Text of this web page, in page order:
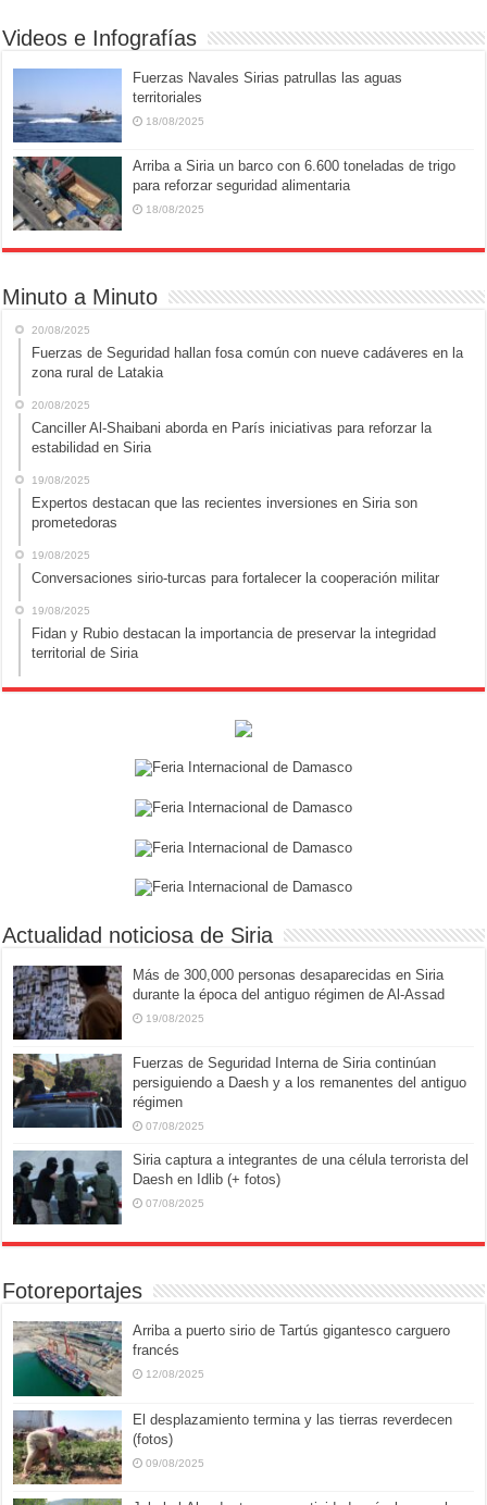
Videos e Infografías
Fuerzas Navales Sirias patrullas las aguas
territoriales
18/08/2025
Arriba a Siria un barco con 6.600 toneladas de trigo
para reforzar seguridad alimentaria
18/08/2025
Minuto a Minuto
20/08/2025
Fuerzas de Seguridad hallan fosa común con nueve cadáveres en la
zona rural de Latakia
20/08/2025
Canciller Al-Shaibani aborda en París iniciativas para reforzar la
estabilidad en Siria
19/08/2025
Expertos destacan que las recientes inversiones en Siria son
prometedoras
19/08/2025
Conversaciones sirio-turcas para fortalecer la cooperación militar
19/08/2025
Fidan y Rubio destacan la importancia de preservar la integridad
territorial de Siria
Actualidad noticiosa de Siria
Más de 300,000 personas desaparecidas en Siria
durante la época del antiguo régimen de Al-Assad
19/08/2025
Fuerzas de Seguridad Interna de Siria continúan
persiguiendo a Daesh y a los remanentes del antiguo
régimen
07/08/2025
Siria captura a integrantes de una célula terrorista del
Daesh en Idlib (+ fotos)
07/08/2025
Fotoreportajes
Arriba a puerto sirio de Tartús gigantesco carguero
francés
12/08/2025
El desplazamiento termina y las tierras reverdecen
(fotos)
09/08/2025